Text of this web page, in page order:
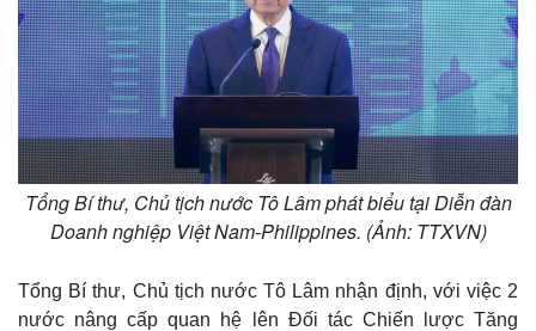
Tổng Bí thư, Chủ tịch nước Tô Lâm phát biểu tại Diễn đàn
Doanh nghiệp Việt Nam-Philippines. (Ảnh: TTXVN)
Tổng Bí thư, Chủ tịch nước Tô Lâm nhận định, với việc 2
nước nâng cấp quan hệ lên Đối tác Chiến lược Tăng